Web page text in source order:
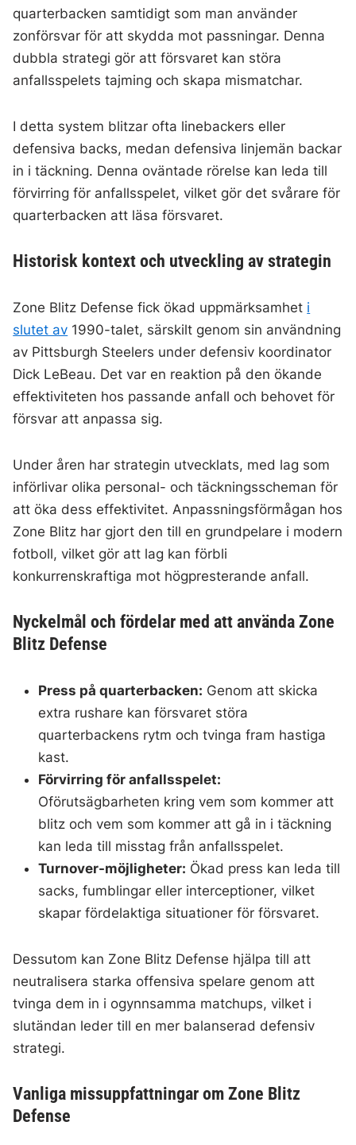
quarterbacken samtidigt som man använder
zonförsvar för att skydda mot passningar. Denna
dubbla strategi gör att försvaret kan störa
anfallsspelets tajming och skapa mismatchar.
I detta system blitzar ofta linebackers eller
defensiva backs, medan defensiva linjemän backar
in i täckning. Denna oväntade rörelse kan leda till
förvirring för anfallsspelet, vilket gör det svårare för
quarterbacken att läsa försvaret.
Historisk kontext och utveckling av strategin
Zone Blitz Defense fick ökad uppmärksamhet i
slutet av 1990-talet, särskilt genom sin användning
av Pittsburgh Steelers under defensiv koordinator
Dick LeBeau. Det var en reaktion på den ökande
effektiviteten hos passande anfall och behovet för
försvar att anpassa sig.
Under åren har strategin utvecklats, med lag som
införlivar olika personal- och täckningsscheman för
att öka dess effektivitet. Anpassningsförmågan hos
Zone Blitz har gjort den till en grundpelare i modern
fotboll, vilket gör att lag kan förbli
konkurrenskraftiga mot högpresterande anfall.
Nyckelmål och fördelar med att använda Zone
Blitz Defense
Press på quarterbacken: Genom att skicka
extra rushare kan försvaret störa
quarterbackens rytm och tvinga fram hastiga
kast.
Förvirring för anfallsspelet:
Oförutsägbarheten kring vem som kommer att
blitz och vem som kommer att gå in i täckning
kan leda till misstag från anfallsspelet.
Turnover-möjligheter: Ökad press kan leda till
sacks, fumblingar eller interceptioner, vilket
skapar fördelaktiga situationer för försvaret.
Dessutom kan Zone Blitz Defense hjälpa till att
neutralisera starka offensiva spelare genom att
tvinga dem in i ogynnsamma matchups, vilket i
slutändan leder till en mer balanserad defensiv
strategi.
Vanliga missuppfattningar om Zone Blitz
Defense